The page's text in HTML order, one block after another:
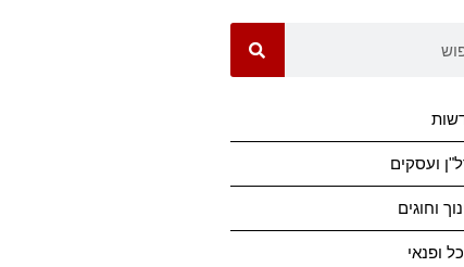
ועסקים
וחוגים
ופנאי